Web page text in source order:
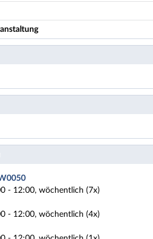
- 12:00, wöchentlich (7x)
- 12:00, wöchentlich (4x)